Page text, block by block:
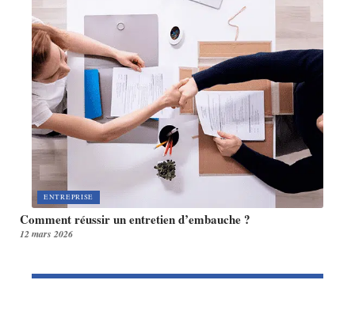
ENTREPRISE
Comment réussir un entretien d’embauche ?
12 mars 2026